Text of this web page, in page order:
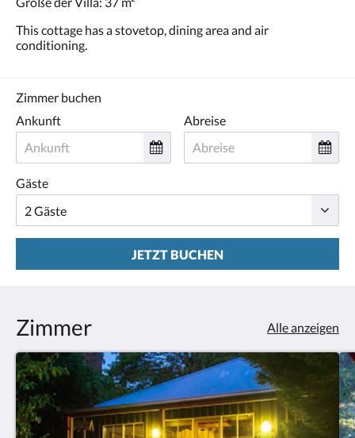
This cottage has a stovetop, dining area and air
conditioning.
Zimmer buchen
Ankunft
Abreise
Gäste
JETZT BUCHEN
Zimmer Alle anzeigen